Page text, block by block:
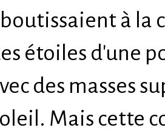
à la
étoiles d'une
des masses
Mais cette